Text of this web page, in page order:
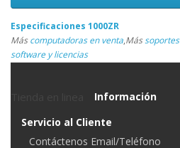
Especificaciones 1000ZR
Máscomputadoras en venta,Más
software y licencias
Información
Servicio al Cliente
Contáctenos Email/Teléfono